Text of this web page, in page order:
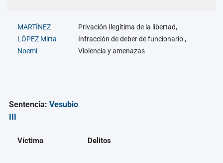
MARTÍNEZ
LÓPEZ Mirta
Noemí
Privación Ilegítima de la libertad,
Infracción de deber de funcionario ,
Violencia y amenazas
Sentencia:Vesubio
Víctima Delitos